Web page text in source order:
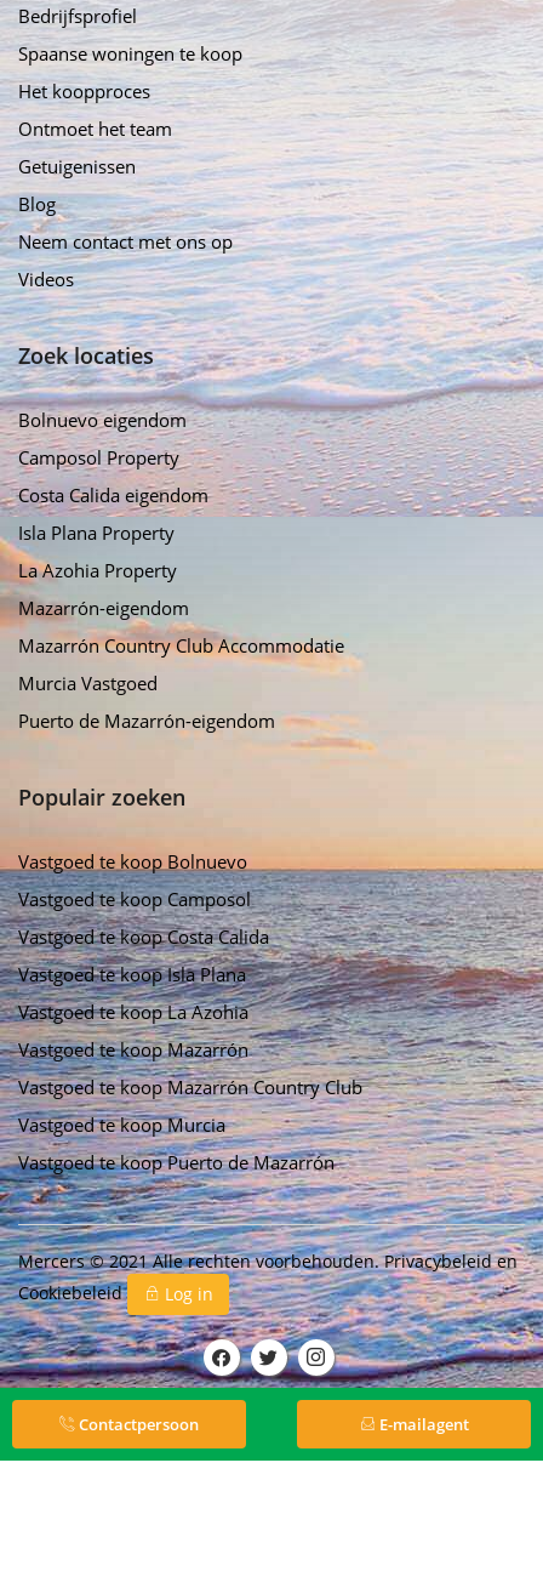
Bedrijfsprofiel
Spaanse woningen te koop
Het koopproces
Ontmoet het team
Getuigenissen
Blog
Neem contact met ons op
Videos
Zoek locaties
Bolnuevo eigendom
Camposol Property
Costa Calida eigendom
Isla Plana Property
La Azohia Property
Mazarrón-eigendom
Mazarrón Country Club Accommodatie
Murcia Vastgoed
Puerto de Mazarrón-eigendom
Populair zoeken
Vastgoed te koop Bolnuevo
Vastgoed te koop Camposol
Vastgoed te koop Costa Calida
Vastgoed te koop Isla Plana
Vastgoed te koop La Azohia
Vastgoed te koop Mazarrón
Vastgoed te koop Mazarrón Country Club
Vastgoed te koop Murcia
Vastgoed te koop Puerto de Mazarrón
Mercers © 2021 Alle rechten voorbehouden.Privacybeleiden
Cookiebeleid
Log in
Contactpersoon E-mailagent